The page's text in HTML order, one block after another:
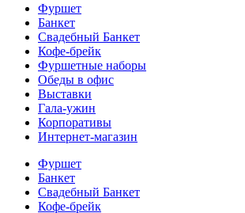
Фуршет
Банкет
Свадебный Банкет
Кофе-брейк
Фуршетные наборы
Обеды в офис
Выставки
Гала-ужин
Корпоративы
Интернет-магазин
Фуршет
Банкет
Свадебный Банкет
Кофе-брейк